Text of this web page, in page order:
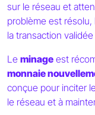
sur le réseau et
problème est
la transaction
Le minage est
monnaie
conçue pour inciter
le réseau et à